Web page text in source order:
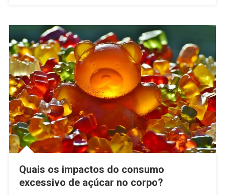
Quais os impactos do consumo
excessivo de açúcar no corpo?